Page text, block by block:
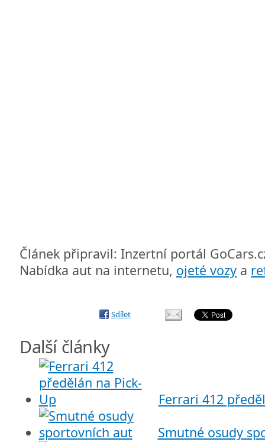
Článek připravil: Inzertní portál
Nabídka aut na internetu, ojeté vozy a
Sdílet
Další články
Ferrari 412
Smutné osudy